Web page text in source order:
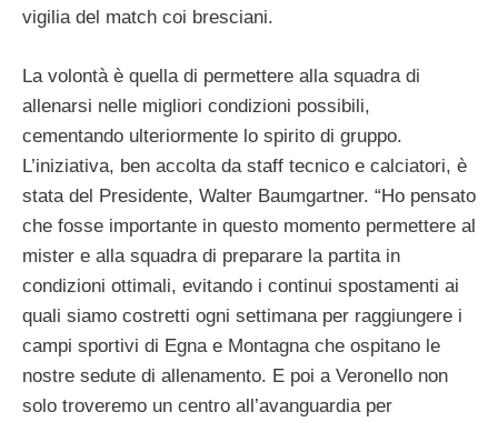
vigilia del match coi bresciani.
La volontà è quella di permettere alla squadra di
allenarsi nelle migliori condizioni possibili,
cementando ulteriormente lo spirito di gruppo.
L’iniziativa, ben accolta da staff tecnico e calciatori, è
stata del Presidente, Walter Baumgartner. “Ho pensato
che fosse importante in questo momento permettere al
mister e alla squadra di preparare la partita in
condizioni ottimali, evitando i continui spostamenti ai
quali siamo costretti ogni settimana per raggiungere i
campi sportivi di Egna e Montagna che ospitano le
nostre sedute di allenamento. E poi a Veronello non
solo troveremo un centro all’avanguardia per